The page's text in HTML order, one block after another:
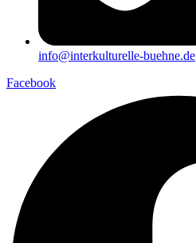
info@interkulturelle-buehne.de
Facebook